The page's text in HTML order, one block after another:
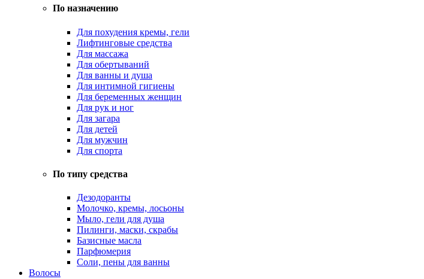
По назначению
Для похудения кремы, гели
Лифтинговые средства
Для массажа
Для обертываний
Для ванны и душа
Для интимной гигиены
Для беременных женщин
Для рук и ног
Для загара
Для детей
Для мужчин
Для спорта
По типу средства
Дезодоранты
Молочко, кремы, лосьоны
Мыло, гели для душа
Пилинги, маски, скрабы
Базисные масла
Парфюмерия
Соли, пены для ванны
Волосы